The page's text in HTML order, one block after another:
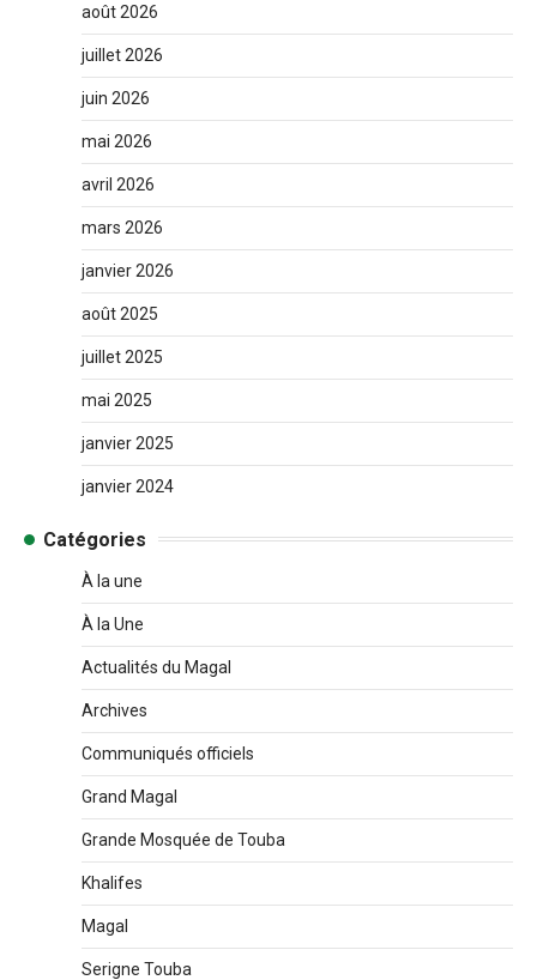
août 2026
juillet 2026
juin 2026
mai 2026
avril 2026
mars 2026
janvier 2026
août 2025
juillet 2025
mai 2025
janvier 2025
janvier 2024
Catégories
À la une
À la Une
Actualités du Magal
Archives
Communiqués officiels
Grand Magal
Grande Mosquée de Touba
Khalifes
Magal
Serigne Touba